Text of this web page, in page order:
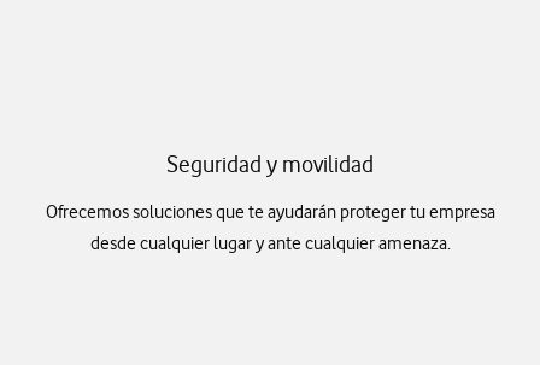
Seguridad y movilidad
Ofrecemos soluciones que te ayudarán proteger tu empresa
desde cualquier lugar y ante cualquier amenaza.